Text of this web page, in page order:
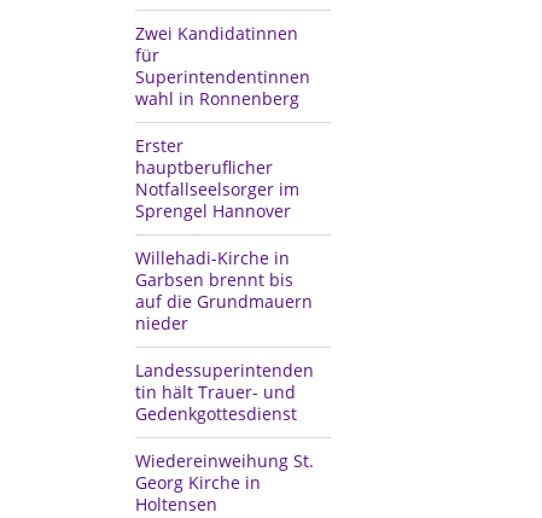
Zwei Kandidatinnen
für
Superintendentinnen
wahl in Ronnenberg
Erster
hauptberuflicher
Notfallseelsorger im
Sprengel Hannover
Willehadi-Kirche in
Garbsen brennt bis
auf die Grundmauern
nieder
Landessuperintenden
tin hält Trauer- und
Gedenkgottesdienst
Wiedereinweihung St.
Georg Kirche in
Holtensen